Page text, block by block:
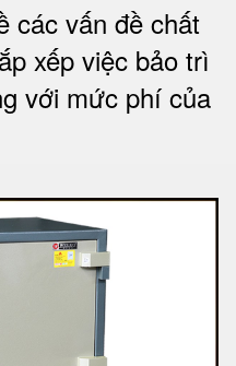
các vấn đề chất
xếp việc bảo trì
với mức phí của